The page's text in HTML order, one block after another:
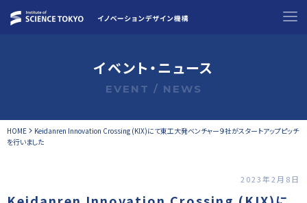
イベント・ニュース
EVENT / NEWS
HOME
Keidanren Innovation Crossing (KIX)にて東工大発ベンチャー９社がスタートアップピッチ
を行いました
2023年2月8日